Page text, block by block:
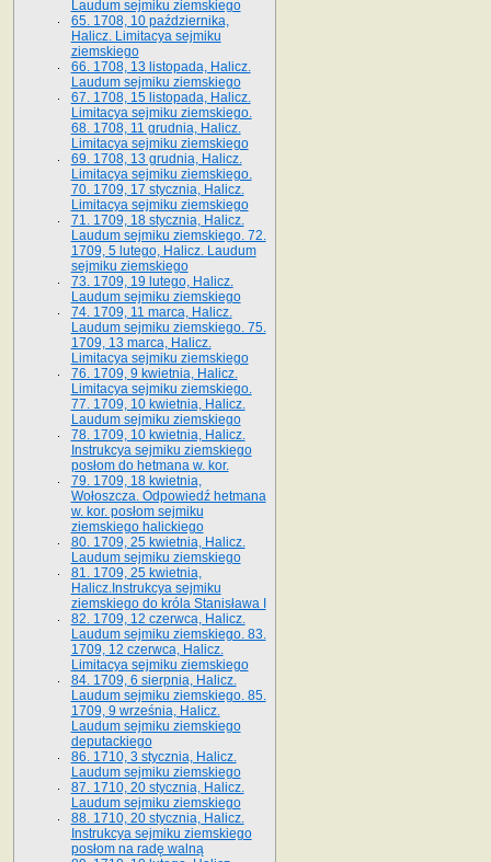
Laudum sejmiku ziemskiego
65­. 1708, 10 października,
Halicz. Limitacya sejmiku
ziemskiego
66. 1708, 13 listopada, Halicz.
Laudum sejmiku ziemskiego
67. 1708, 15 listopada, Halicz.
Limitacya sejmiku ziemskiego.
68. 1708, 11 grudnia, Halicz.
Limitacya sejmiku ziemskiego
69. 1708, 13 grudnia, Halicz.
Limitacya sejmiku ziemskiego.
70. 1709, 17 stycznia, Halicz.
Limitacya sejmiku ziemskiego
71. 1709, 18 stycznia, Halicz.
Laudum sejmiku ziemskiego. 72.
1709, 5 lutego, Halicz. Laudum
sejmiku ziemskiego
73. 1709, 19 lutego, Halicz.
Laudum sejmiku ziemskiego
74. 1709, 11 marca, Halicz.
Laudum sejmiku ziemskiego. 75.
1709, 13 marca, Halicz.
Limitacya sejmiku ziemskiego
76. 1709, 9 kwietnia, Halicz.
Limitacya sejmiku ziemskiego.
77. 1709, 10 kwietnia, Halicz.
Laudum sejmiku ziemskiego
78. 1709, 10 kwietnia, Halicz.
Instrukcya sejmiku ziemskiego
posłom do hetmana w. kor.
79. 1709, 18 kwietnia,
Wołoszcza. Odpowiedź hetmana
w. kor. posłom sejmiku
ziemskiego halickiego
80. 1709, 25 kwietnia, Halicz.
Laudum sejmiku ziemskiego
81. 1709, 25 kwietnia,
Halicz.Instrukcya sejmiku
ziemskiego do króla Stanisława I
82. 1709, 12 czerwca, Halicz.
Laudum sejmiku ziemskiego. 83.
1709, 12 czerwca, Halicz.
Limitacya sejmiku ziemskiego
84. 1709, 6 sierpnia, Halicz.
Laudum sejmiku ziemskiego. 85.
1709, 9 września, Halicz.
Laudum sejmiku ziemskiego
deputackiego
86. 1710, 3 stycznia, Halicz.
Laudum sejmiku ziemskiego
87. 1710, 20 stycznia, Halicz.
Laudum sejmiku ziemskiego
88. 1710, 20 stycznia, Halicz.
Instrukcya sejmiku ziemskiego
posłom na radę walną